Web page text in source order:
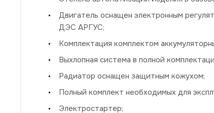
Двигатель оснащен электронным
ДЭС АРГУС;
Комплектация комплектом
Выхлопная система в полной
Радиатор оснащен защитным кожухом;
Полный комплект необходимых для
Электростартер;